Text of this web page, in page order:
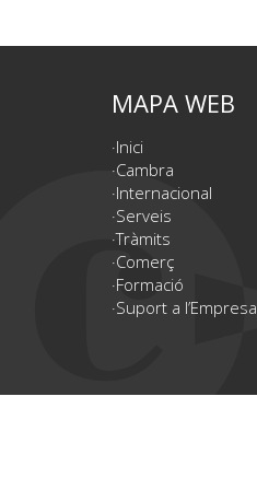
MAPA WEB
Inici
Cambra
Internacional
Serveis
Tràmits
Comerç
Formació
Suport a l’Empresa